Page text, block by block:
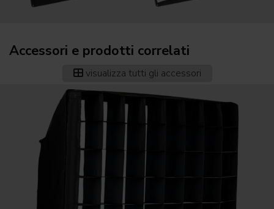
Accessori e prodotti correlati
visualizza tutti gli accessori